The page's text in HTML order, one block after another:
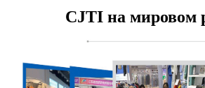
CJTI на мировом